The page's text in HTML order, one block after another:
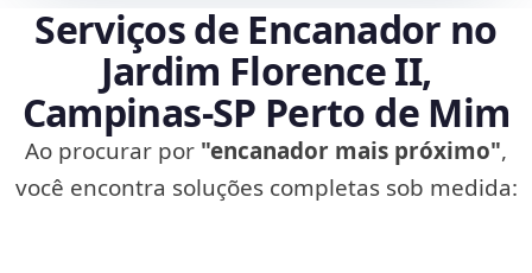
Serviços de Encanador no
Jardim Florence II,
Campinas‑SP Perto de Mim
Ao procurar por "encanador mais próximo",
você encontra soluções completas sob medida: